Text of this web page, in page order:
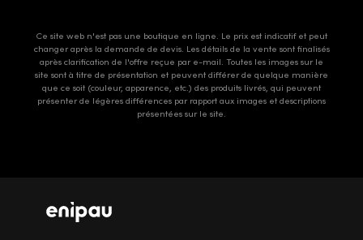
Ce site web n'est pas une boutique en ligne. Le prix est indicatif et peut
changer après la demande de devis. Les détails de la vente sont finalisés
après clarification de l'offre reçue par e-mail. Toutes les images sur le
site sont à titre de présentation et peuvent différer de quelque manière
que ce soit (couleur, apparence, etc.) des produits livrés, qui peuvent
présenter de légères différences par rapport aux images et descriptions
présentées sur le site.